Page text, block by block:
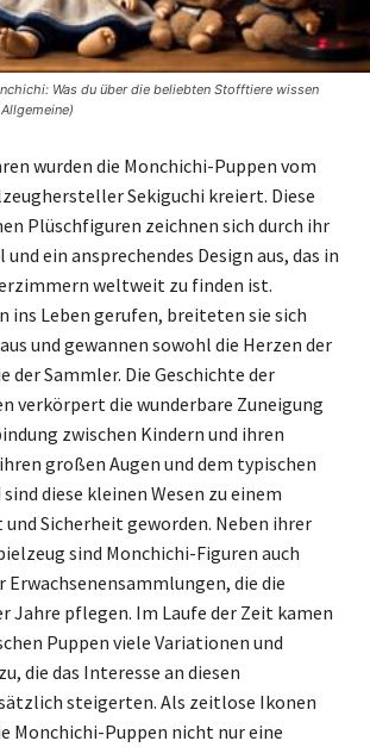
Was du über die beliebten Stofftiere wissen
wurden die Monchichi-Puppen vom
Sekiguchi kreiert. Diese
Plüschfiguren zeichnen sich durch ihr
ein ansprechendes Design aus, das in
weltweit zu finden ist.
ins Leben gerufen, breiteten sie sich
und gewannen sowohl die Herzen der
der Sammler. Die Geschichte der
verkörpert die wunderbare Zuneigung
zwischen Kindern und ihren
großen Augen und dem typischen
diese kleinen Wesen zu einem
Sicherheit geworden. Neben ihrer
sind Monchichi-Figuren auch
die die
Jahre pflegen. Im Laufe der Zeit kamen
Puppen viele Variationen und
die das Interesse an diesen
steigerten. Als zeitlose Ikonen
Monchichi-Puppen nicht nur eine